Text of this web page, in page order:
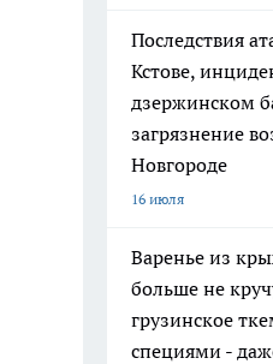
Последствия
Кстове,
дзержинском
загрязнение
Новгороде
16 июля
Варенье из
больше не
грузинское
специями -